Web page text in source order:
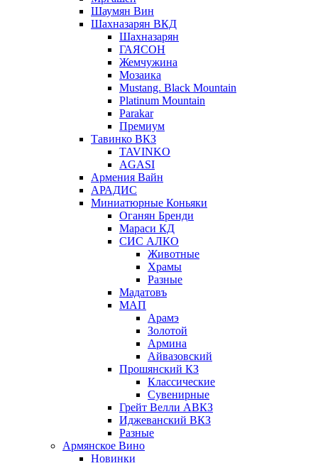
Шаумян Вин
Шахназарян ВКД
Шахназарян
ГАЯСОН
Жемчужина
Мозаика
Mustang. Black Mountain
Platinum Mountain
Parakar
Премиум
Тавинко ВКЗ
TAVINKO
AGASI
Армения Вайн
АРАДИС
Миниатюрные Коньяки
Оганян Бренди
Мараси КД
СИС АЛКО
Животные
Храмы
Разные
Мадатовъ
МАП
Арамэ
Золотой
Армина
Айвазовский
Прошянский КЗ
Классические
Сувенирные
Грейт Велли АВКЗ
Иджеванский ВКЗ
Разные
Армянское Вино
Новинки